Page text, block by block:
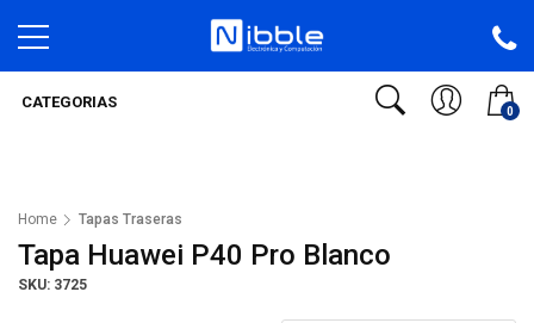
0
CATEGORIAS
Home Tapas Traseras
Tapa Huawei P40 Pro Blanco
SKU: 3725